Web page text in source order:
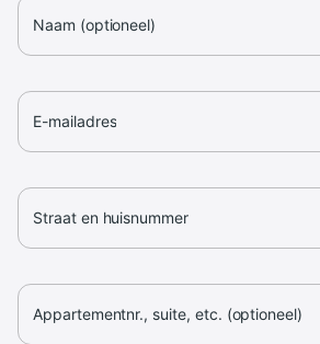
Naam (optioneel)
E-mailadres
Straat en huisnummer
Appartementnr., suite, etc. (optioneel)